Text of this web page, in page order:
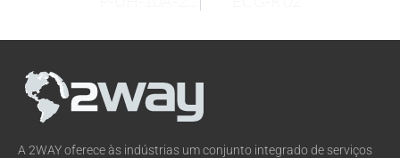
A 2WAY oferece às indústrias um conjunto integrado de serviços